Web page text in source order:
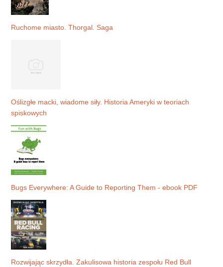
Ruchome miasto. Thorgal. Saga
Oślizgłe macki, wiadome siły. Historia Ameryki w teoriach
spiskowych
Bugs Everywhere: A Guide to Reporting Them - ebook PDF
Rozwijając skrzydła. Zakulisowa historia zespołu Red Bull